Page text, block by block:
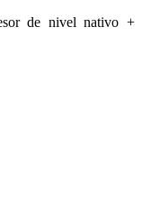
de nivel nativo +